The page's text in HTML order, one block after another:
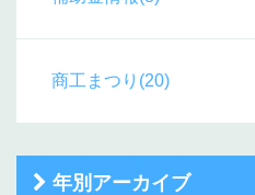
商工まつり(20)
年別アーカイブ